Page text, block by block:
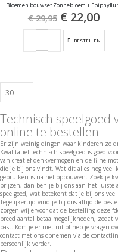
Bloemen bouwset Zonnebloem +
€ 29,95 Special
Price
€ 22,00
BESTELLEN
Technisch
online te bestellen
Er zijn weinig dingen waar kinderen zo
Kwalitatief technisch speelgoed is goed
van creatief denkvermogen en de fijne
die je bij ons vindt. Wat dit alles nog veel
gebruiken is na het opbouwen. Zoek je
prijzen, dan ben je bij ons aan het juiste
speelgoed, wat betekent dat je bij ons
Tegelijkertijd vind je bij ons altijd de
zorgen wij ervoor dat de bestelling
breed aantal betaalmogelijkheden,
past. Kom je er niet uit of heb je vragen
contact met ons opnemen via de
persoonlijk verder.